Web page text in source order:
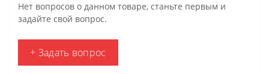
Нет вопросов о данном товаре, станьте первым и
задайте свой вопрос.
+ Задать вопрос